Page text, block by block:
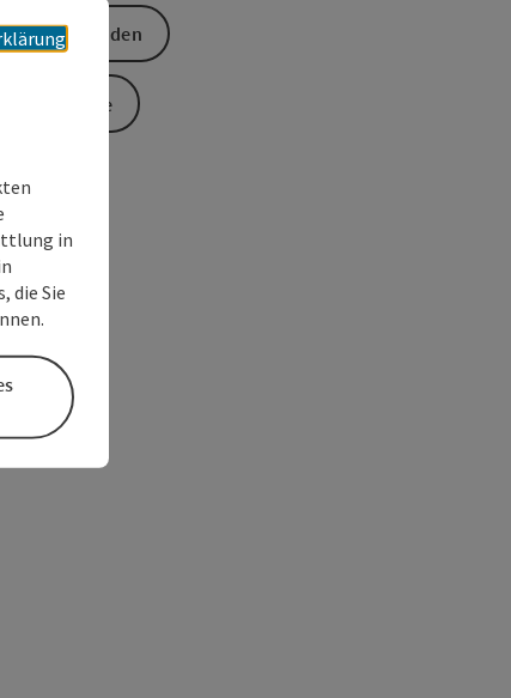
Anfrage senden
Zur Website
in
die Sie